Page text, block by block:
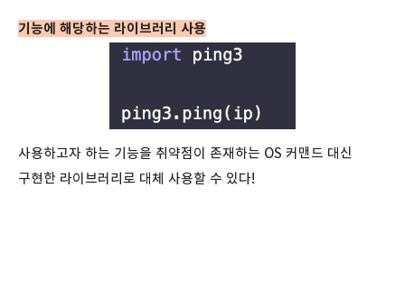
기능에 해당하는 라이브러리 사용
사용하고자 하는 기능을 취약점이 존재하는 OS 커맨드 대신
구현한 라이브러리로 대체 사용할 수 있다!